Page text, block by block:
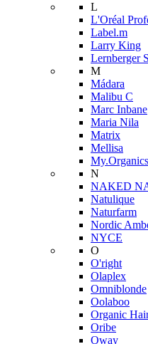
L
L'Oréal
Label.m
Larry King
Lernberger
M
Mádara
Malibu C
Marc Inbane
Maria Nila
Matrix
Mellisa
My.Organics
N
NAKED
Natulique
Naturfarm
Nordic
NYCE
O
O'right
Olaplex
Omniblonde
Oolaboo
Organic
Oribe
Oway